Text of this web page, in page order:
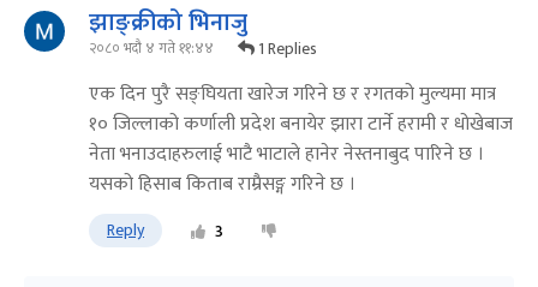
झाङ्क्रीको भिनाजु
२०८० भदौ ४ गते ११:४४ 1 Replies
एक दिन पुरै सङ्घियता खारेज गरिने छ र रगतको मुल्यमा मात्र
१० जिल्लाको कर्णाली प्रदेश बनायेर झारा टार्ने हरामी र धोखेबाज
नेता भनाउदाहरुलाई भाटै भाटाले हानेर नेस्तनाबुद पारिने छ ।
यसको हिसाब किताब राम्रैसङ्ग गरिने छ ।
Reply 3